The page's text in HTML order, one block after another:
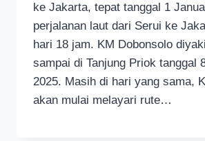
ke Jakarta, tepat tanggal 1
perjalanan laut dari Serui ke
hari 18 jam. KM Dobonsolo
sampai di Tanjung Priok tanggal
2025. Masih di hari yang sama,
akan mulai melayari rute…